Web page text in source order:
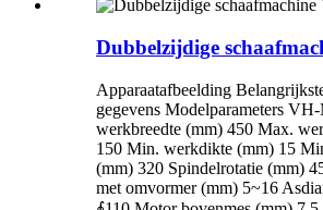
Dubbelzijdige
Apparaatafbeelding
gegevens Modelparameters
werkbreedte (mm) 450 Max.
150 Min. werkdikte (mm) 15
(mm) 320 Spindelrotatie (mm)
met omvormer (mm) 5~16